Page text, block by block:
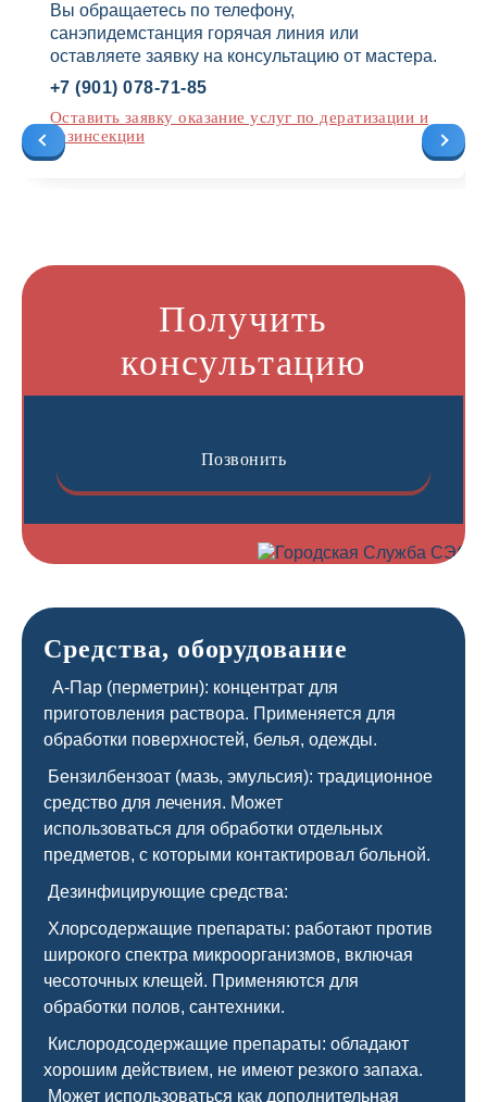
Вы обращаетесь по телефону,
санэпидемстанция горячая линия или
оставляете заявку на консультацию от мастера.
+7 (901) 078-71-85
Оставить заявку оказание услуг по дератизации и
дезинсекции
Получить
консультацию
Позвонить
Средства, оборудование
А-Пар (перметрин): концентрат для
приготовления раствора. Применяется для
обработки поверхностей, белья, одежды.
Бензилбензоат (мазь, эмульсия): традиционное
средство для лечения. Может
использоваться для обработки отдельных
предметов, с которыми контактировал больной.
Дезинфицирующие средства:
Хлорсодержащие препараты: работают против
широкого спектра микроорганизмов, включая
чесоточных клещей. Применяются для
обработки полов, сантехники.
Кислородсодержащие препараты: обладают
хорошим действием, не имеют резкого запаха.
Может использоваться как дополнительная